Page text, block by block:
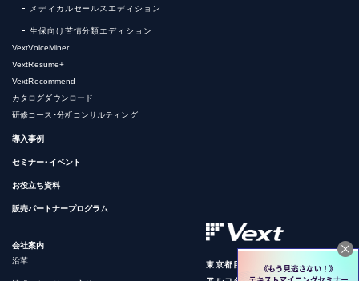
メディカルセールスエディション
生保向け苦情分類エディション
VextVoiceMiner
VextResume+
VextRecommend
カタログダウンロード
研修コース・分析コンサルティング
導入事例
セミナー・イベント
お役立ち資料
販売パートナープログラム
会社案内
沿革
東京都目黒区下目黒1-8-1